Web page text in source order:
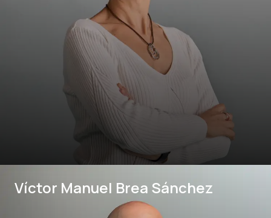
Víctor Manuel Brea Sánchez